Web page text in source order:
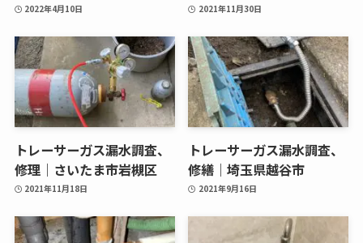
2022年4月10日 2021年11月30日
トレーサーガス漏水調査、
修理｜さいたま市岩槻区
2021年11月18日
トレーサーガス漏水調査、
修繕｜埼玉県越谷市
2021年9月16日